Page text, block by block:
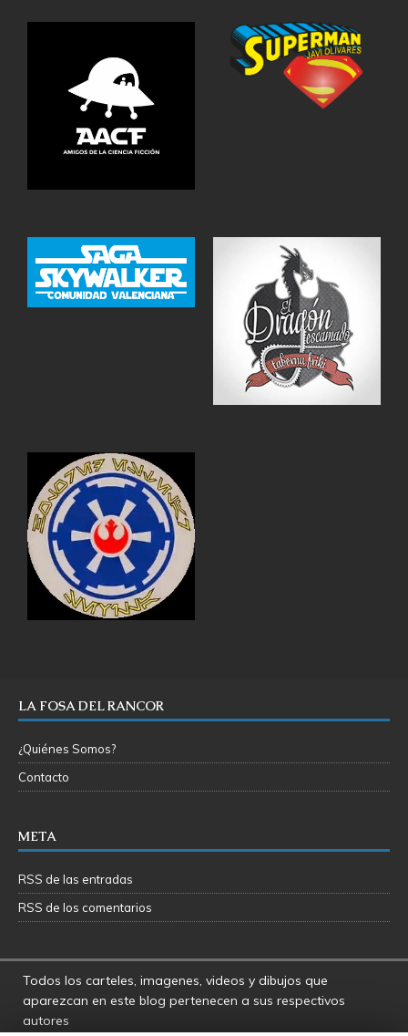
LA FOSA DEL RANCOR
¿Quiénes Somos?
Contacto
META
RSS de las entradas
RSS de los comentarios
Todos los carteles, imagenes, videos y dibujos que
aparezcan en este blog pertenecen a sus respectivos
autores